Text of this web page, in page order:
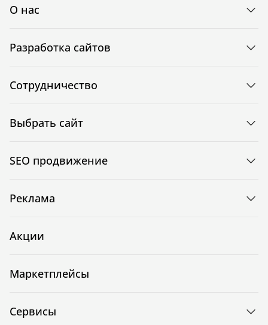
О нас
Разработка сайтов
Сотрудничество
Выбрать сайт
SEO продвижение
Реклама
Акции
Маркетплейсы
Сервисы